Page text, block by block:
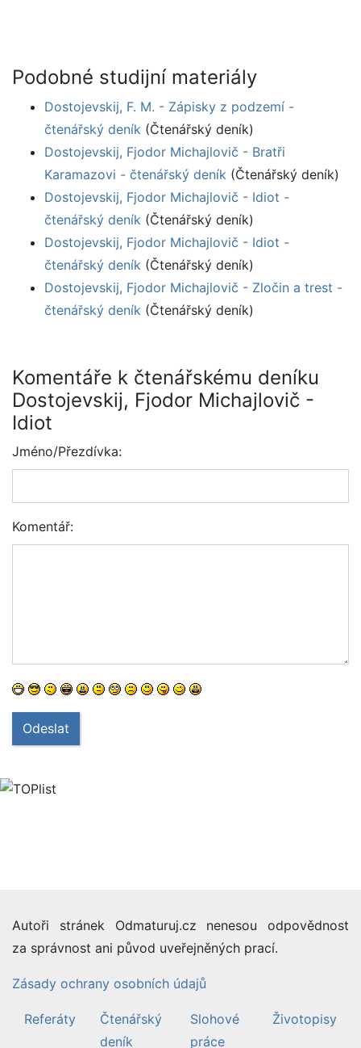
Podobné studijní materiály
Dostojevskij, F. M. - Zápisky z podzemí -
čtenářský deník (Čtenářský deník)
Dostojevskij, Fjodor Michajlovič - Bratři
Karamazovi - čtenářský deník (Čtenářský deník)
Dostojevskij, Fjodor Michajlovič - Idiot -
čtenářský deník (Čtenářský deník)
Dostojevskij, Fjodor Michajlovič - Idiot -
čtenářský deník (Čtenářský deník)
Dostojevskij, Fjodor Michajlovič - Zločin a trest -
čtenářský deník (Čtenářský deník)
Komentáře k čtenářskému deníku
Dostojevskij, Fjodor Michajlovič -
Idiot
Jméno/Přezdívka:
Komentář:
Odeslat
Autoři stránek Odmaturuj.cz nenesou odpovědnost
za správnost ani původ uveřejněných prací.
Zásady ochrany osobních údajů
Referáty
Čtenářský
deník
Slohové
práce
Životopisy